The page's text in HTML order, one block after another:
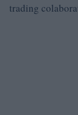
trading